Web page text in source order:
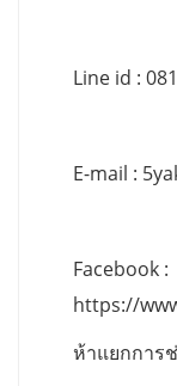
Line id :
E-mail :
Facebook :
https://
ห้าแยกการ